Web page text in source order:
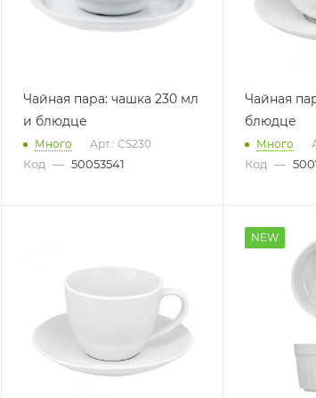
Чайная пара: чашка 230 мл
и блюдце
Много Арт.: CS230
Код — 50053541
Чайная
блюдце
Много
Код —
NEW